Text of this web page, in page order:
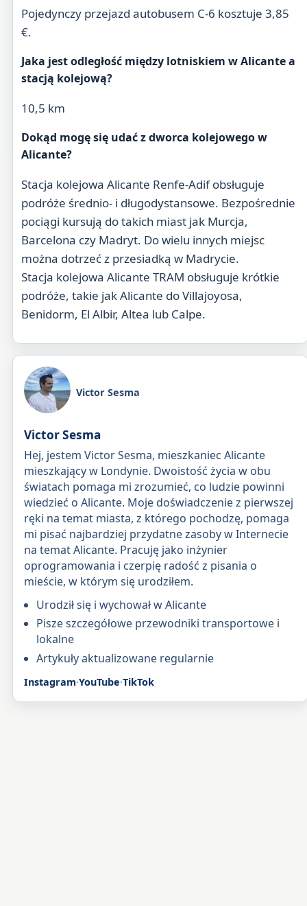
Pojedynczy przejazd autobusem C-6 kosztuje 3,85
€.
Jaka jest odległość między lotniskiem w Alicante a
stacją kolejową?
10,5 km
Dokąd mogę się udać z dworca kolejowego w
Alicante?
Stacja kolejowa Alicante Renfe-Adif obsługuje
podróże średnio- i długodystansowe. Bezpośrednie
pociągi kursują do takich miast jak Murcja,
Barcelona czy Madryt. Do wielu innych miejsc
można dotrzeć z przesiadką w Madrycie.
Stacja kolejowa Alicante TRAM obsługuje krótkie
podróże, takie jak Alicante do Villajoyosa,
Benidorm, El Albir, Altea lub Calpe.
Victor Sesma
Victor Sesma
Hej, jestem Victor Sesma, mieszkaniec Alicante
mieszkający w Londynie. Dwoistość życia w obu
światach pomaga mi zrozumieć, co ludzie powinni
wiedzieć o Alicante. Moje doświadczenie z pierwszej
ręki na temat miasta, z którego pochodzę, pomaga
mi pisać najbardziej przydatne zasoby w Internecie
na temat Alicante. Pracuję jako inżynier
oprogramowania i czerpię radość z pisania o
mieście, w którym się urodziłem.
Urodził się i wychował w Alicante
Pisze szczegółowe przewodniki transportowe i
lokalne
Artykuły aktualizowane regularnie
Instagram·YouTube·TikTok